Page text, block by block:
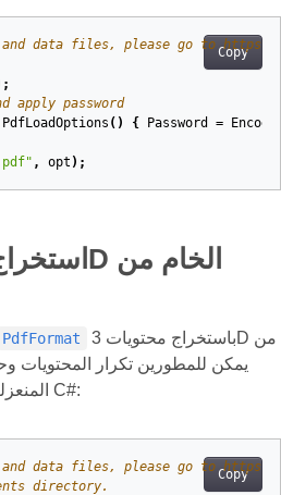
Copy
data files, please go to https://
apply password
PdfLoadOptions () { Password =
, opt );
PdfFormat
المنعزلة كما هو موضح في مثال رمز C#:
Copy
data files, please go to https://
directory.